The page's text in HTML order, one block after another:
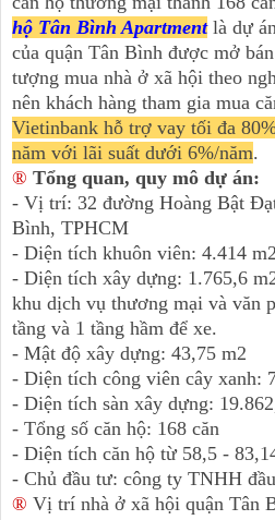
hộ Tân Bình Apartmentlà dự
của quận Tân Bình được mở
tượng mua nhà ở xã hội theo
nên khách hàng tham gia mua
Vietinbank hỗ trợ vay tối đa
năm với lãi suất dưới 6%/năm.
® Tổng quan, quy mô dự án:
- Vị trí: 32 đường Hoàng Bật
Bình, TPHCM
- Diện tích khuôn viên: 4.414 m2
- Diện tích xây dựng: 1.765,6
khu dịch vụ thương mại và văn
tầng và 1 tầng hầm để xe.
- Mật độ xây dựng: 43,75 m2
- Diện tích công viên cây xanh:
- Diện tích sàn xây dựng:
- Tổng số căn hộ: 168 căn
- Diện tích căn hộ từ 58,5 -
- Chủ đầu tư: công ty TNHH
® Vị trí nhà ở xã hội quận Tân